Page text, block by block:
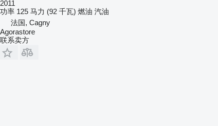
2011
功率 125 马力 (92 千瓦) 燃油 汽油
法国, Cagny
Agorastore
联系卖方